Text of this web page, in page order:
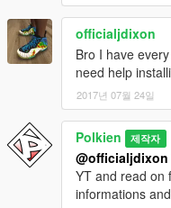
officialjdixon
Bro I have
need help
2017년 07월 24일
Polkien 제작자
@officialjdixon
YT and read on
informations